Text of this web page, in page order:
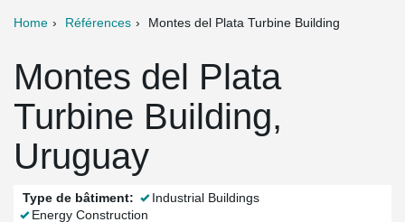
Home Références Montes del Plata Turbine Building
Montes del Plata
Turbine Building,
Uruguay
Type de bâtiment:
Industrial Buildings
Energy Construction